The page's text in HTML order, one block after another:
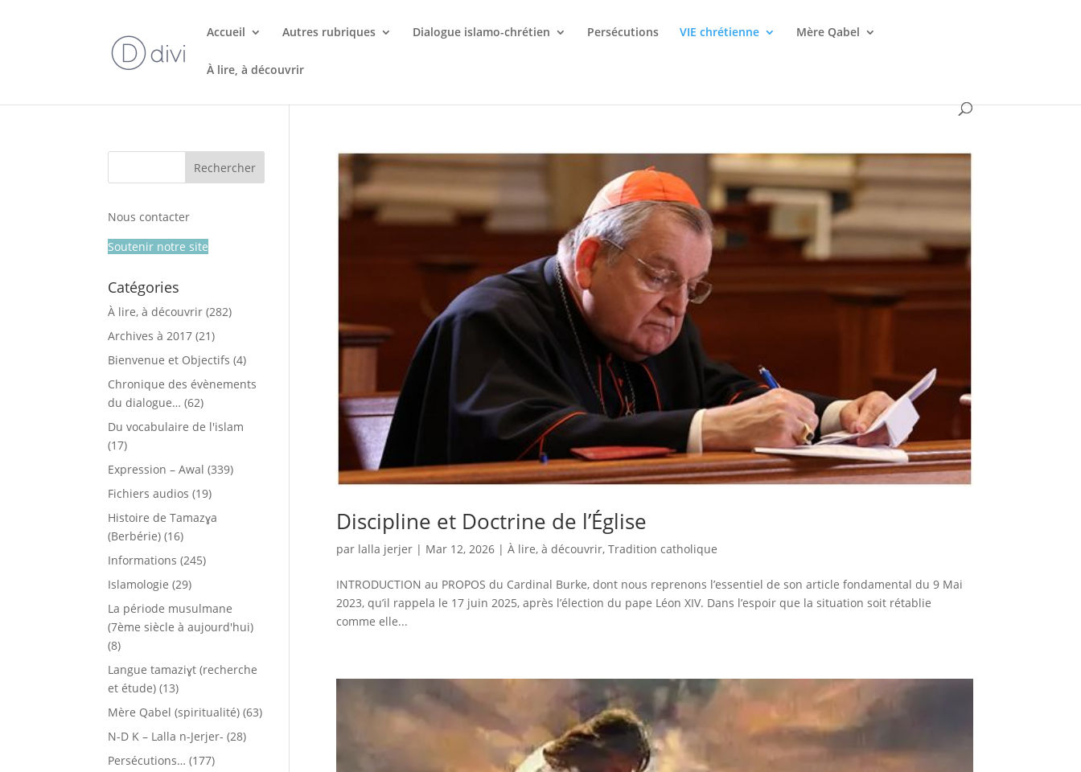
Accueil Autres rubriques Dialogue islamo-chrétien Persécutions VIE chrétienne Mère Qabel
À lire, à découvrir
Discipline et Doctrine de l’Église
par lalla jerjer| Mar 12, 2026| À lire, à découvrir, Tradition catholique
INTRODUCTION au PROPOS du Cardinal Burke, dont nous reprenons l’essentiel de son article fondamental du 9 Mai
2023, qu’il rappela le 17 juin 2025, après l’élection du pape Léon XIV. Dans l’espoir que la situation soit rétablie
comme elle...
Nous contacter
Soutenir notre site
Catégories
À lire, à découvrir (282)
Archives à 2017 (21)
Bienvenue et Objectifs (4)
Chronique des évènements
du dialogue… (62)
Du vocabulaire de l'islam
(17)
Expression – Awal (339)
Fichiers audios (19)
Histoire de Tamazɣa
(Berbérie) (16)
Informations (245)
Islamologie (29)
La période musulmane
(7ème siècle à aujourd'hui)
(8)
Langue tamaziɣt (recherche
et étude) (13)
Mère Qabel (spiritualité) (63)
N-D K – Lalla n-Jerjer- (28)
Persécutions… (177)